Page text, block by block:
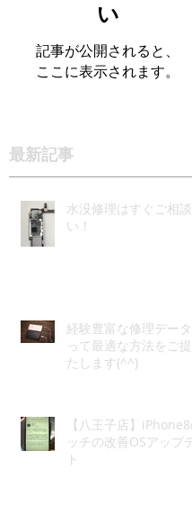
い
記事が公開されると、
ここに表示されます。
最新記事
水没修理はすぐご相談
い！
経験豊富な修理データ
って最適な方法をご提
たします(^^)
【八王子店】iPhone8
ッチの改善OSアップ
ト